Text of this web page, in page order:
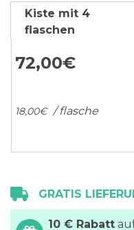
der
Bildgalerie
springen
Kiste mit 4
flaschen
72,00€
18,00€ / flasche
GRATIS
10 € Rabatt